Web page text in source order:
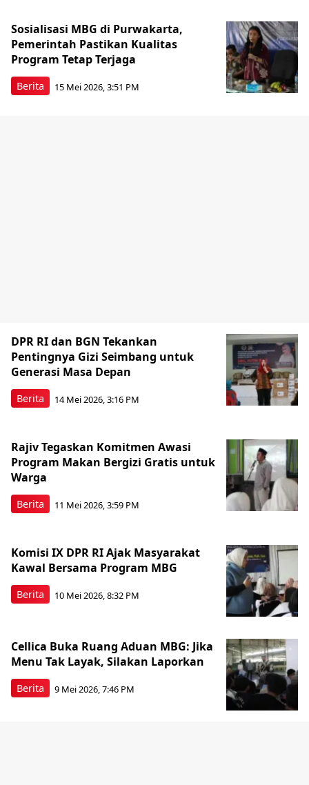
Berita
Sosialisasi MBG di Purwakarta,
Pemerintah Pastikan Kualitas
Program Tetap Terjaga
15 Mei 2026, 3:51 PM
Berita
DPR RI dan BGN Tekankan
Pentingnya Gizi Seimbang untuk
Generasi Masa Depan
14 Mei 2026, 3:16 PM
Berita
Rajiv Tegaskan Komitmen Awasi
Program Makan Bergizi Gratis untuk
Warga
11 Mei 2026, 3:59 PM
Berita
Komisi IX DPR RI Ajak Masyarakat
Kawal Bersama Program MBG
10 Mei 2026, 8:32 PM
Berita
Cellica Buka Ruang Aduan MBG: Jika
Menu Tak Layak, Silakan Laporkan
9 Mei 2026, 7:46 PM